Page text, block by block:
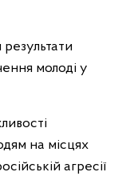
молоді у
на місцях
агресії